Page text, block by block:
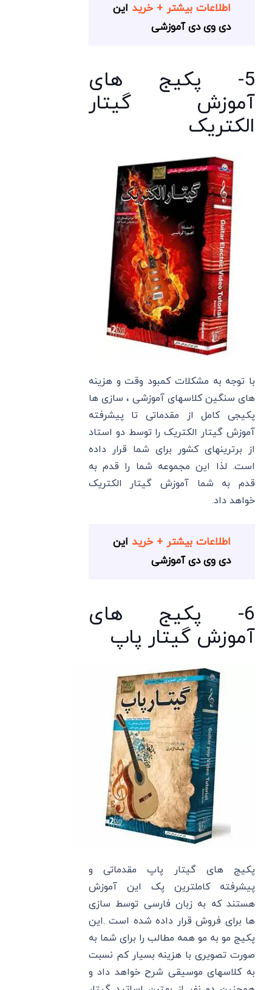
اطلاعات بیشتر + خرید این
دی وی دی آموزشی
5- پکیج های
آموزش گیتار
الکتریک
با توجه به مشکلات کمبود وقت و هزینه
های سنگین کلاسهای آموزشی ، سازی ها
پکیجی کامل از مقدماتی تا پیشرفته
آموزش گیتار الکتریک را توسط دو استاد
از برترینهای کشور برای شما قرار داده
است. لذا این مجموعه شما را قدم به
قدم به شما آموزش گیتار الکتریک
خواهد داد.
اطلاعات بیشتر + خرید این
دی وی دی آموزشی
6- پکیج های
آموزش گیتار پاپ
پکیج های گیتار پاپ مقدماتی و
پیشرفته کاملترین پک این آموزش
هستند که به زبان فارسی توسط سازی
ها برای فروش قرار داده شده است .این
پکیج مو به مو همه مطالب را برای شما به
صورت تصویری با هزینه بسیار کم نسبت
به کلاسهای موسیقی شرح خواهد داد و